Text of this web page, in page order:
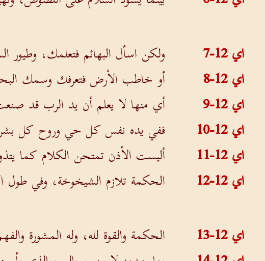
اي 12-7
ولكن اسأل البهائم فتعلمك، وطيور
اي 12-8
أو خاطب الأرض فتعرفك وسمك
اي 12-9
أي منها لا يعلم أن يد الرب قد
اي 12-10
ففي يده نفس كل حي وروح كل
اي 12-11
أليست الأذن تمتحن الكلام كما
اي 12-12
الحكمة تلازم الشيخوخة، وفي طول
اي 12-13
الحكمة والقوة لله، وله المشورة